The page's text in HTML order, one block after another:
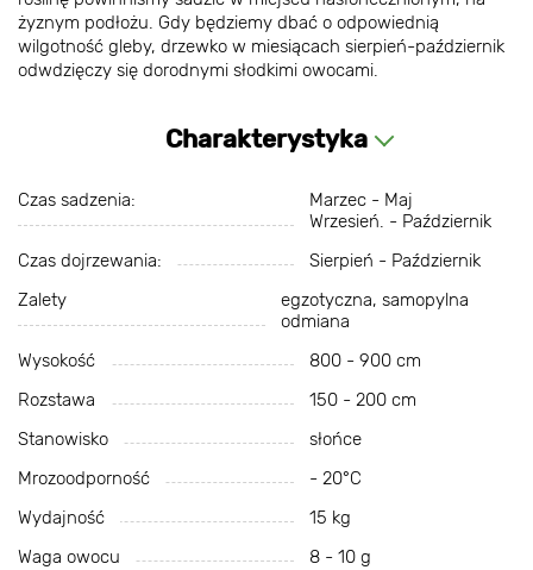
żyznym podłożu. Gdy będziemy dbać o odpowiednią
wilgotność gleby, drzewko w miesiącach sierpień-październik
odwdzięczy się dorodnymi słodkimi owocami.
Charakterystyka
Czas sadzenia:
Marzec - Maj
Wrzesień. - Październik
Czas dojrzewania:
Sierpień - Październik
Zalety
egzotyczna, samopylna
odmiana
Wysokość
800 - 900 cm
Rozstawa
150 - 200 cm
Stanowisko
słońce
Mrozoodporność
- 20°С
Wydajność
15 kg
Waga owocu
8 - 10 g